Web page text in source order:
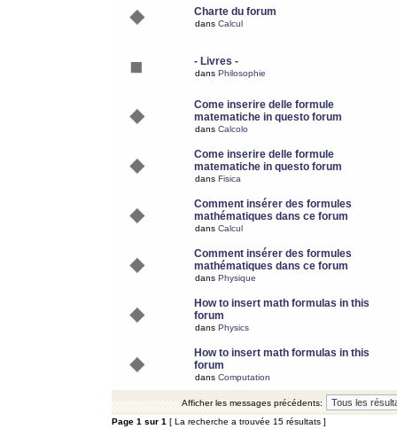
Charte du forum
dans Calcul
- Livres -
dans Philosophie
Come inserire delle formule
matematiche in questo forum
dans Calcolo
Come inserire delle formule
matematiche in questo forum
dans Fisica
Comment insérer des formules
mathématiques dans ce forum
dans Calcul
Comment insérer des formules
mathématiques dans ce forum
dans Physique
How to insert math formulas in this
forum
dans Physics
How to insert math formulas in this
forum
dans Computation
Afficher les messages précédents:
Page 1 sur 1 [ La recherche a trouvée 15 résultats ]